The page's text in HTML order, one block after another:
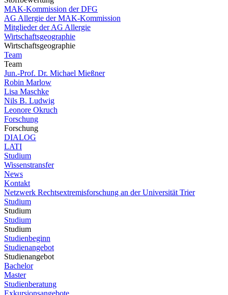
MAK-Kommission der DFG
AG Allergie der MAK-Kommission
Mitglieder der AG Allergie
Wirtschaftsgeographie
Wirtschaftsgeographie
Team
Team
Jun.-Prof. Dr. Michael Mießner
Robin Marlow
Lisa Maschke
Nils B. Ludwig
Leonore Okruch
Forschung
Forschung
DIALOG
LATI
Studium
Wissenstransfer
News
Kontakt
Netzwerk Rechtsextremisforschung an der Universität Trier
Studium
Studium
Studium
Studium
Studienbeginn
Studienangebot
Studienangebot
Bachelor
Master
Studienberatung
Exkursionsangebote